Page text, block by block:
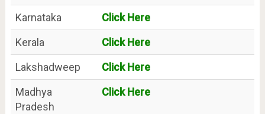
Karnataka
Click Here
Kerala
Click Here
Lakshadweep
Click Here
Madhya
Pradesh
Click Here